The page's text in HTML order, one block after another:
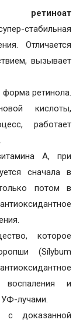
ретиноат
стабильная
Отличается
вызывает
ретинола.
кислоты,
работает
A, при
сначала в
потом в
которое
(Sílybum
воспаления и
УФ-лучами.
с доказанной